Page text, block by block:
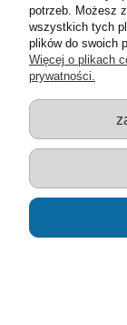
potrzeb. Możesz
wszystkich tych
plików do swoich
Więcej o plikach
prywatności.